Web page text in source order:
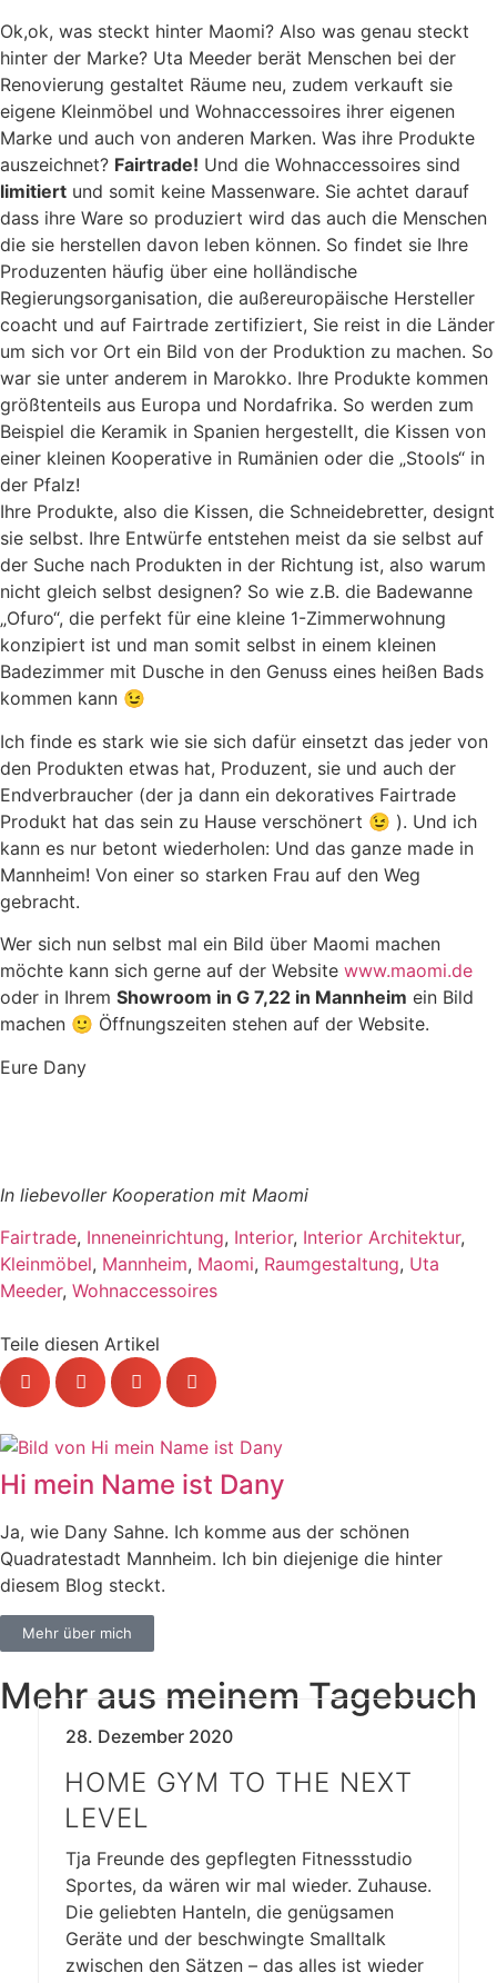
Ok,ok, was steckt hinter Maomi? Also was genau steckt
hinter der Marke? Uta Meeder berät Menschen bei der
Renovierung gestaltet Räume neu, zudem verkauft sie
eigene Kleinmöbel und Wohnaccessoires ihrer eigenen
Marke und auch von anderen Marken. Was ihre Produkte
auszeichnet? Fairtrade! Und die Wohnaccessoires sind
limitiert und somit keine Massenware. Sie achtet darauf
dass ihre Ware so produziert wird das auch die Menschen
die sie herstellen davon leben können. So findet sie Ihre
Produzenten häufig über eine holländische
Regierungsorganisation, die außereuropäische Hersteller
coacht und auf Fairtrade zertifiziert, Sie reist in die Länder
um sich vor Ort ein Bild von der Produktion zu machen. So
war sie unter anderem in Marokko. Ihre Produkte kommen
größtenteils aus Europa und Nordafrika. So werden zum
Beispiel die Keramik in Spanien hergestellt, die Kissen von
einer kleinen Kooperative in Rumänien oder die „Stools“ in
der Pfalz!
Ihre Produkte, also die Kissen, die Schneidebretter, designt
sie selbst. Ihre Entwürfe entstehen meist da sie selbst auf
der Suche nach Produkten in der Richtung ist, also warum
nicht gleich selbst designen? So wie z.B. die Badewanne
„Ofuro“, die perfekt für eine kleine 1-Zimmerwohnung
konzipiert ist und man somit selbst in einem kleinen
Badezimmer mit Dusche in den Genuss eines heißen Bads
kommen kann 😉
Ich finde es stark wie sie sich dafür einsetzt das jeder von
den Produkten etwas hat, Produzent, sie und auch der
Endverbraucher (der ja dann ein dekoratives Fairtrade
Produkt hat das sein zu Hause verschönert 😉 ). Und ich
kann es nur betont wiederholen: Und das ganze made in
Mannheim! Von einer so starken Frau auf den Weg
gebracht.
Wer sich nun selbst mal ein Bild über Maomi machen
möchte kann sich gerne auf der Website www.maomi.de
oder in Ihrem Showroom in G 7,22 in Mannheim ein Bild
machen 🙂 Öffnungszeiten stehen auf der Website.
Eure Dany
In liebevoller Kooperation mit Maomi
Fairtrade, Inneneinrichtung, Interior, Interior Architektur,
Kleinmöbel, Mannheim, Maomi, Raumgestaltung, Uta
Meeder, Wohnaccessoires
Teile diesen Artikel
Hi mein Name ist Dany
Ja, wie Dany Sahne. Ich komme aus der schönen
Quadratestadt Mannheim. Ich bin diejenige die hinter
diesem Blog steckt.
Mehr über mich
Mehr aus meinem Tagebuch
28. Dezember 2020
HOME GYM TO THE NEXT
LEVEL
Tja Freunde des gepflegten Fitnessstudio
Sportes, da wären wir mal wieder. Zuhause.
Die geliebten Hanteln, die genügsamen
Geräte und der beschwingte Smalltalk
zwischen den Sätzen – das alles ist wieder